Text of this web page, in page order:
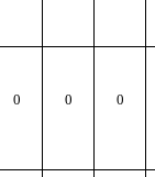
0 0 0